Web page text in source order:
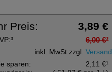
Preis: 3,89 €
³ 6,00 €³
inkl. MwSt zzgl.Versand
sparen:
2,11 €¹